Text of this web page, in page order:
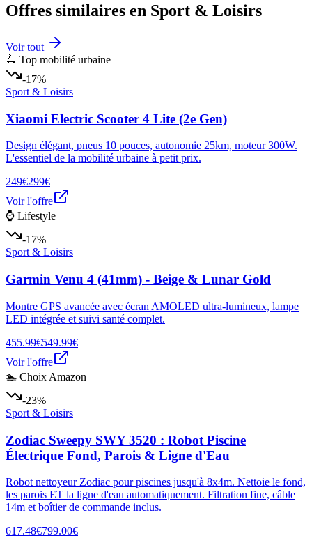
Offres similaires en Sport & Loisirs
Voir tout
🛴 Top mobilité urbaine
-17%
Sport & Loisirs
Xiaomi Electric Scooter 4 Lite (2e Gen)
Design élégant, pneus 10 pouces, autonomie 25km, moteur 300W.
L'essentiel de la mobilité urbaine à petit prix.
249€299€
Voir l'offre
⌚ Lifestyle
-17%
Sport & Loisirs
Garmin Venu 4 (41mm) - Beige & Lunar Gold
Montre GPS avancée avec écran AMOLED ultra-lumineux, lampe
LED intégrée et suivi santé complet.
455.99€549.99€
Voir l'offre
🏊 Choix Amazon
-23%
Sport & Loisirs
Zodiac Sweepy SWY 3520 : Robot Piscine
Électrique Fond, Parois & Ligne d'Eau
Robot nettoyeur Zodiac pour piscines jusqu'à 8x4m. Nettoie le fond,
les parois ET la ligne d'eau automatiquement. Filtration fine, câble
14m et boîtier de commande inclus.
617.48€799.00€